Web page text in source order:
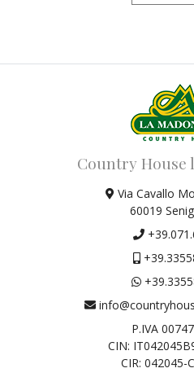
Country House
Via Cavallo
60019
P.IVA
CIN:
CIR: 042045-